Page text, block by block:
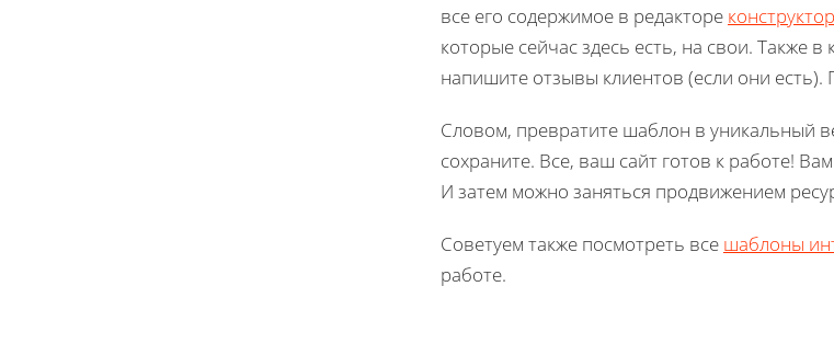
все его содержимое в редакторе
которые сейчас здесь есть, на свои. Также
напишите отзывы клиентов (если они
Словом, превратите шаблон в уникальный
сохраните. Все, ваш сайт готов к работе!
И затем можно заняться продвижением
Советуем также посмотреть все шаблоны
работе.